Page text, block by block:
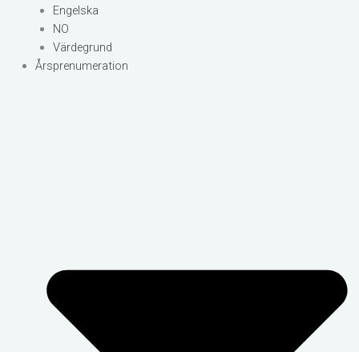
Engelska
NO
Värdegrund
Årsprenumeration